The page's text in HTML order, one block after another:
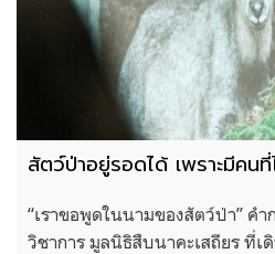
สัตว์ป่าอยู่รอดได้ เพราะมีค
“เราขอพูดในนามของสัตว์ป่า” ค
วิชาการ มูลนิธิสืบนาคะเสถียร ที่